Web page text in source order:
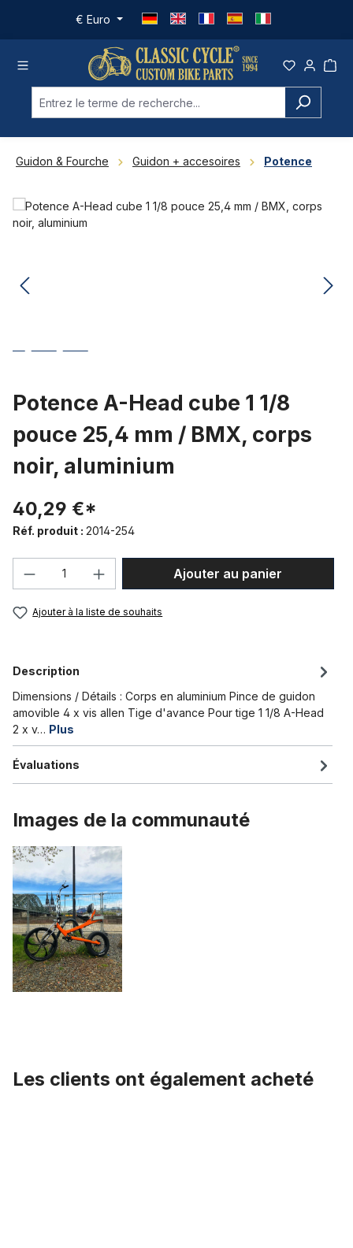
Passer au contenu principal
€ Euro
Guidon & Fourche Guidon + accesoires Potence
Ignorer la galerie d'images
Potence A-Head cube 1 1/8
pouce 25,4 mm / BMX, corps
noir, aluminium
40,29 €*
Réf. produit : 2014-254
Quantité de produit : Entrez la
Ajouter au panier
Ajouter à la liste de souhaits
Description
Dimensions / Détails : Corps en aluminium Pince de guidon
amovible 4 x vis allen Tige d'avance Pour tige 1 1/8 A-Head
2 x v… Plus
Évaluations
Images de la communauté
Les clients ont également acheté